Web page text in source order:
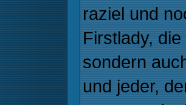
raziel und
Firstlady,
sondern
und jeder,